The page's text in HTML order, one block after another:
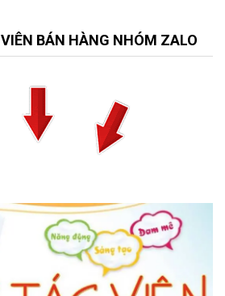
BÁN HÀNG NHÓM ZALO